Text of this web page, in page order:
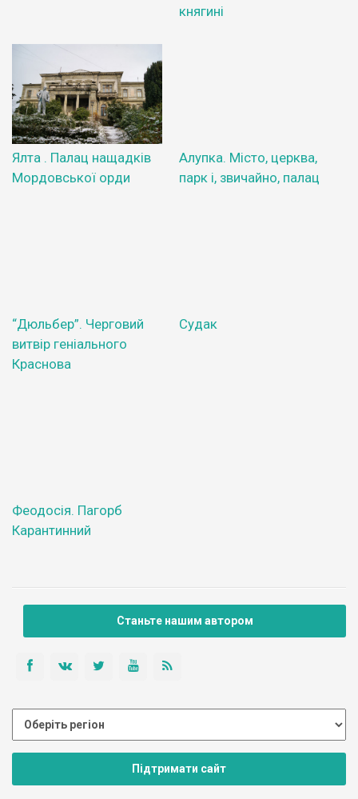
княгині
Ялта . Палац нащадків
Мордовської орди
Алупка. Місто, церква,
парк і, звичайно, палац
“Дюльбер”. Черговий
витвір геніального
Краснова
Судак
Феодосія. Пагорб
Карантинний
Станьте нашим автором
Підтримати сайт